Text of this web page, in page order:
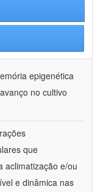
epigenética
no cultivo
que
aclimatização e/ou
e dinâmica nas